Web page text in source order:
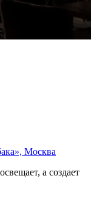
Москва
а создает